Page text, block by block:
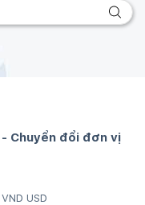
Chuyển đổi đơn vị
Chuyển đổi đơn vị tiền tệ VND USD